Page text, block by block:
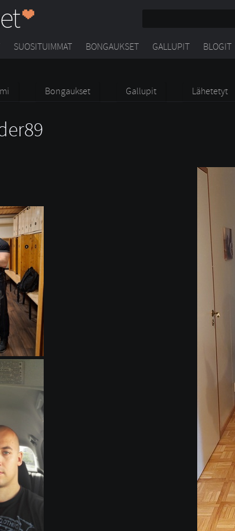
SUOSITUIMMAT BONGAUKSET GALLUPIT BLOGIT
Bongaukset Gallupit Lähetetyt